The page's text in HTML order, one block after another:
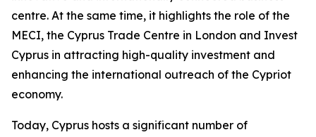
centre. At the same time, it highlights the role of the
MECI, the Cyprus Trade Centre in London and Invest
Cyprus in attracting high-quality investment and
enhancing the international outreach of the Cypriot
economy.
Today, Cyprus hosts a significant number of